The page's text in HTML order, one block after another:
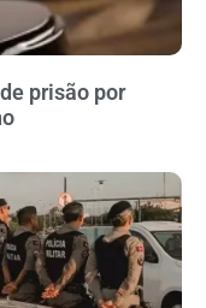
prisão por